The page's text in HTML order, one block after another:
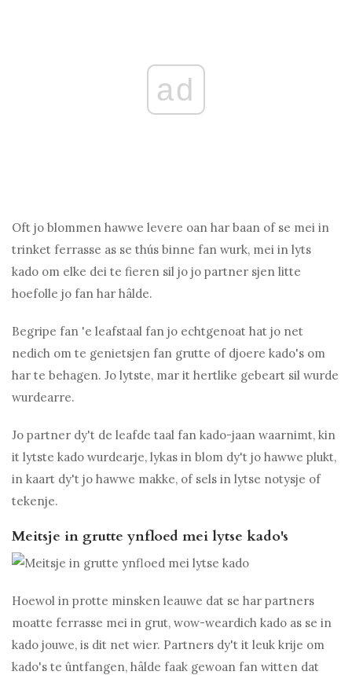
ad
Oft jo blommen hawwe levere oan har baan of se mei in
trinket ferrasse as se thús binne fan wurk, mei in lyts
kado om elke dei te fieren sil jo jo partner sjen litte
hoefolle jo fan har hâlde.
Begripe fan 'e leafstaal fan jo echtgenoat hat jo net
nedich om te genietsjen fan grutte of djoere kado's om
har te behagen. Jo lytste, mar it hertlike gebeart sil wurde
wurdearre.
Jo partner dy't de leafde taal fan kado-jaan waarnimt, kin
it lytste kado wurdearje, lykas in blom dy't jo hawwe plukt,
in kaart dy't jo hawwe makke, of sels in lytse notysje of
tekenje.
Meitsje in grutte ynfloed mei lytse kado's
Hoewol in protte minsken leauwe dat se har partners
moatte ferrasse mei in grut, wow-weardich kado as se in
kado jouwe, is dit net wier. Partners dy't it leuk krije om
kado's te ûntfangen, hâlde faak gewoan fan witten dat